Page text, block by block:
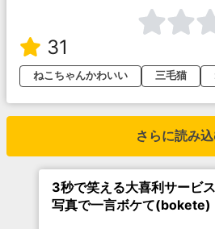
31
ねこちゃんかわいい
三毛猫
さらに読み
3秒で笑える大喜利サービス
写真で一言ボケて(bokete)